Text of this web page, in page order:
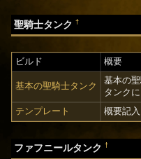
聖騎士タンク†
ビルド 概要
基本の聖騎士タンク
基本の聖
タンク
テンプレート
概要記入
ファフニールタンク†